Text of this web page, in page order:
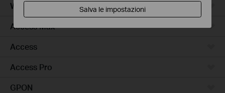
Wireless Bridge
Access Max
Access
Access Pro
GPON
Salva le impostazioni